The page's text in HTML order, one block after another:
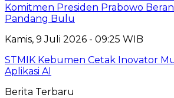
Komitmen Presiden Prabowo
Pandang Bulu
Kamis, 9 Juli 2026 - 09:25 WIB
STMIK Kebumen Cetak Inovator
Aplikasi AI
Berita Terbaru